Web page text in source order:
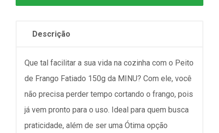
Descrição
Que tal facilitar a sua vida na cozinha com o Peito
de Frango Fatiado 150g da MINU? Com ele, você
não precisa perder tempo cortando o frango, pois
já vem pronto para o uso. Ideal para quem busca
praticidade, além de ser uma Ótima opção